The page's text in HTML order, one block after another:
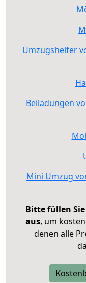
Umzugshelfer
Beiladungen
Mini Umzug
Bitte füllen
aus, um
denen alle